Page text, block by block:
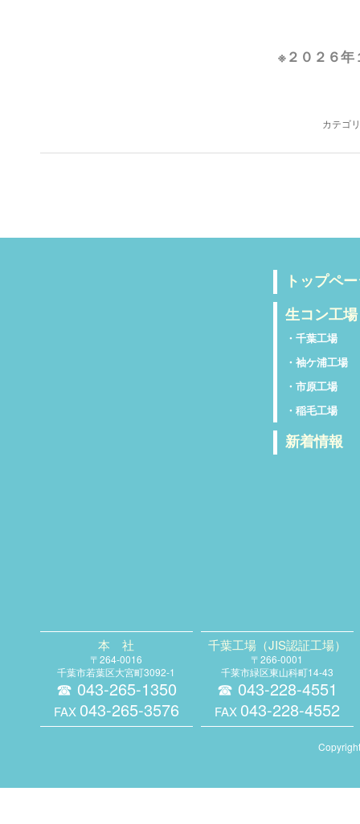
※２０２６年
カテゴ
トップペ
生コン工場
・千葉工場
・袖ケ浦工場
・市原工場
・稲毛工場
新着情報
本 社
〒264-0016
千葉市若葉区大宮町3092-1
☎︎ 043-265-1350
FAX 043-265-3576
千葉工場（JIS認証工場）
〒266-0001
千莱市緑区東山科町14-43
☎︎ 043-228-4551
FAX 043-228-4552